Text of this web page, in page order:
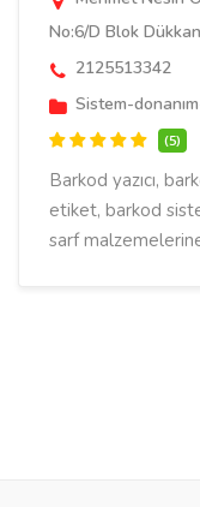
No:6/D Blok
2125513342
Sistem-
(5)
Barkod yazıcı,
etiket, barkod
sarf